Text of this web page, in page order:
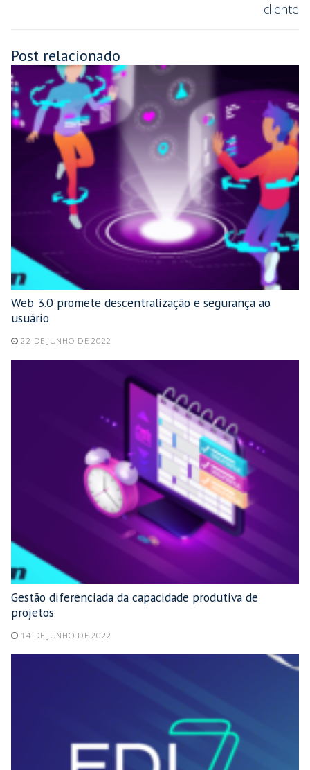
cliente
Post relacionado
Web 3.0 promete descentralização e segurança ao
usuário
22 DE JUNHO DE 2022
Gestão diferenciada da capacidade produtiva de
projetos
14 DE JUNHO DE 2022